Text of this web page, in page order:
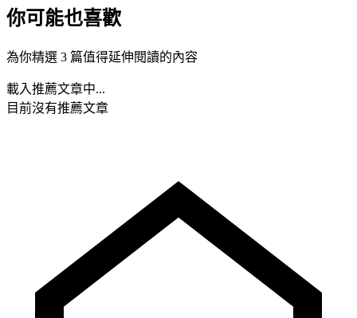
你可能也喜歡
為你精選 3 篇值得延伸閱讀的內容
載入推薦文章中...
目前沒有推薦文章